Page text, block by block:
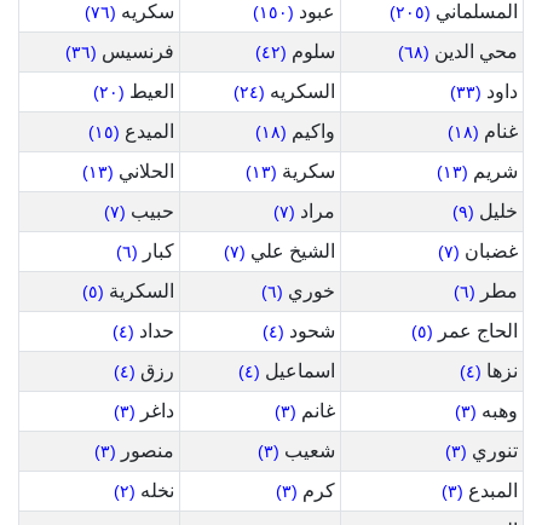
المسلماني (٢٠٥) عبود (١٥٠) سكريه (٧٦)
محي الدين (٦٨) سلوم (٤٢) فرنسيس (٣٦)
داود (٣٣) السكريه (٢٤) العيط (٢٠)
غنام (١٨) واكيم (١٨) الميدع (١٥)
شريم (١٣) سكرية (١٣) الحلاني (١٣)
خليل (٩) مراد (٧) حبيب (٧)
غضبان (٧) الشيخ علي (٧) كبار (٦)
مطر (٦) خوري (٦) السكرية (٥)
الحاج عمر (٥) شحود (٤) حداد (٤)
نزها (٤) اسماعيل (٤) رزق (٤)
وهبه (٣) غانم (٣) داغر (٣)
تنوري (٣) شعيب (٣) منصور (٣)
المبدع (٣) كرم (٣) نخله (٢)